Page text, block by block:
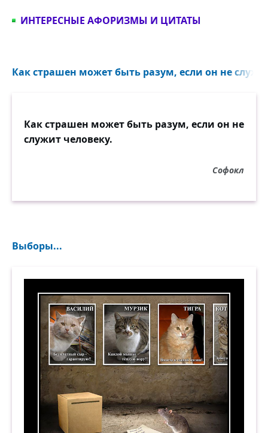
ИНТЕРЕСНЫЕ АФОРИЗМЫ И ЦИТАТЫ
Как страшен может быть разум, если он не
Как страшен может быть разум, если он не
служит человеку.
Софокл
Выборы...